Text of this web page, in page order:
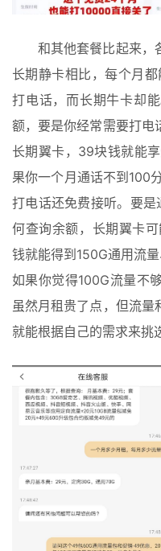
影
|
同
美
食
|
车
免
办
卡
登录
投
和其他套餐比起来，
长期静卡相比，每个月
打电话，而长期牛卡却
额，要是你经常需要打电
长期翼卡，39块钱就能
果你一个月通话不到100
打电话还免费接听。要
何查询余额，长期翼卡
钱就能得到150G通用流
如果你觉得100G流量不
虽然月租贵了点，但流量
就能根据自己的需求来挑